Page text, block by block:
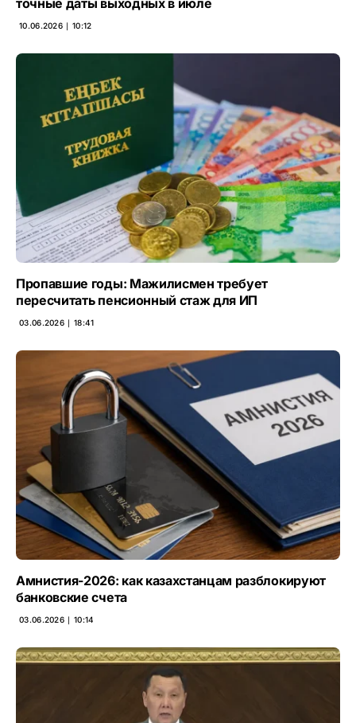
10.06.2026 ∣ 10:12
Пропавшие годы: Мажилисмен требует
пересчитать пенсионный стаж для ИП
03.06.2026 ∣ 18:41
Амнистия-2026: как казахстанцам разблокируют
банковские счета
03.06.2026 ∣ 10:14